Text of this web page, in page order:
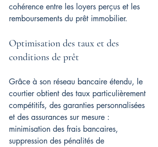
cohérence entre les loyers perçus et les
remboursements du prêt immobilier.
Optimisation des taux et des
conditions de prêt
Grâce à son réseau bancaire étendu, le
courtier obtient des taux particulièrement
compétitifs, des garanties personnalisées
et des assurances sur mesure :
minimisation des frais bancaires,
suppression des pénalités de